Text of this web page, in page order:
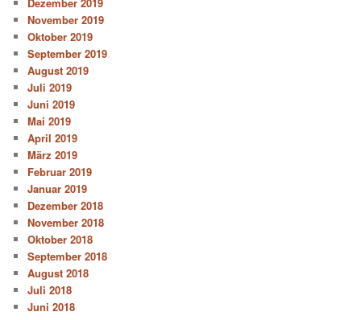
November 2019
Oktober 2019
September 2019
August 2019
Juli 2019
Juni 2019
Mai 2019
April 2019
März 2019
Februar 2019
Januar 2019
Dezember 2018
November 2018
Oktober 2018
September 2018
August 2018
Juli 2018
Juni 2018